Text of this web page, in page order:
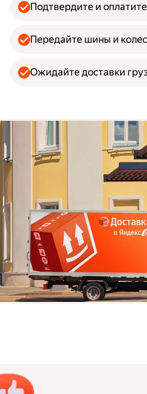
Подтвердите и
Передайте шины и
Ожидайте доставки